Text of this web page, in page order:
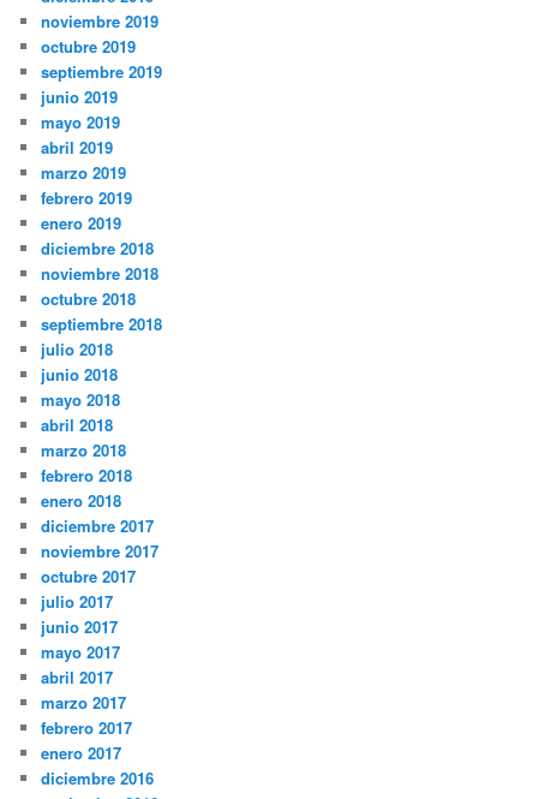
noviembre 2019
octubre 2019
septiembre 2019
junio 2019
mayo 2019
abril 2019
marzo 2019
febrero 2019
enero 2019
diciembre 2018
noviembre 2018
octubre 2018
septiembre 2018
julio 2018
junio 2018
mayo 2018
abril 2018
marzo 2018
febrero 2018
enero 2018
diciembre 2017
noviembre 2017
octubre 2017
julio 2017
junio 2017
mayo 2017
abril 2017
marzo 2017
febrero 2017
enero 2017
diciembre 2016